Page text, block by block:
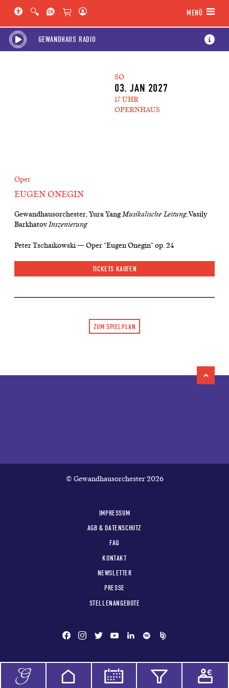
MENÜ
GEWANDHAUS RADIO
SO
03. JAN 2027
17 UHR
OPERNHAUS
Oper
EUGEN ONEGIN
Gewandhausorchester, Yura YangMusikalische Leitung, Vasily
BarkhatovInszenierung
Peter Tschaikowski — Oper "Eugen Onegin" op. 24
TICKETS KAUFEN
ZUM SPIELPLAN
© Gewandhausorchester 2026
IMPRESSUM
AGB & DATENSCHUTZ
FAQ
KONTAKT
NEWSLETTER
PRESSE
STELLENANGEBOTE